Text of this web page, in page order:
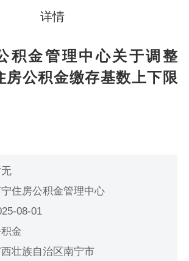
详情
积金管理中心关于调整
房公积金缴存基数上下限
住房公积金管理中心
08-01
金
西壮族自治区南宁市